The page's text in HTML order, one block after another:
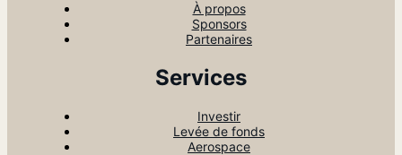
À propos
Sponsors
Partenaires
Services
Investir
Levée de fonds
Aerospace